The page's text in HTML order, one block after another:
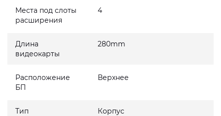
Места под слоты
расширения
4
Длина
видеокарты
280mm
Расположение
БП
Верхнее
Тип Корпус